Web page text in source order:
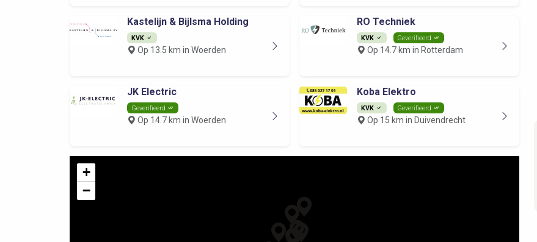
Kastelijn & Bijlsma Holding
KVK
Op 13.5 km in Woerden
RO Techniek
KVK Geverifieerd
Op 14.7 km in Rotterdam
JK Electric
Geverifieerd
Op 14.7 km in Woerden
Koba Elektro
KVK Geverifieerd
Op 15 km in Duivendrecht
+
−